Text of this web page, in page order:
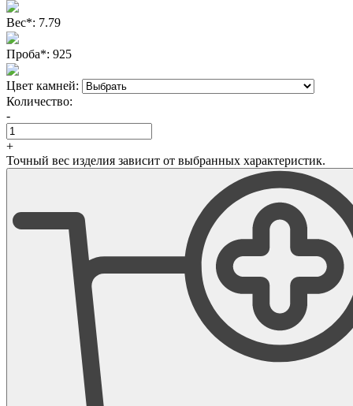
Вес*: 7.79
Проба*: 925
Цвет камней:
Количество:
-
+
Точный вес изделия зависит от выбранных характеристик.